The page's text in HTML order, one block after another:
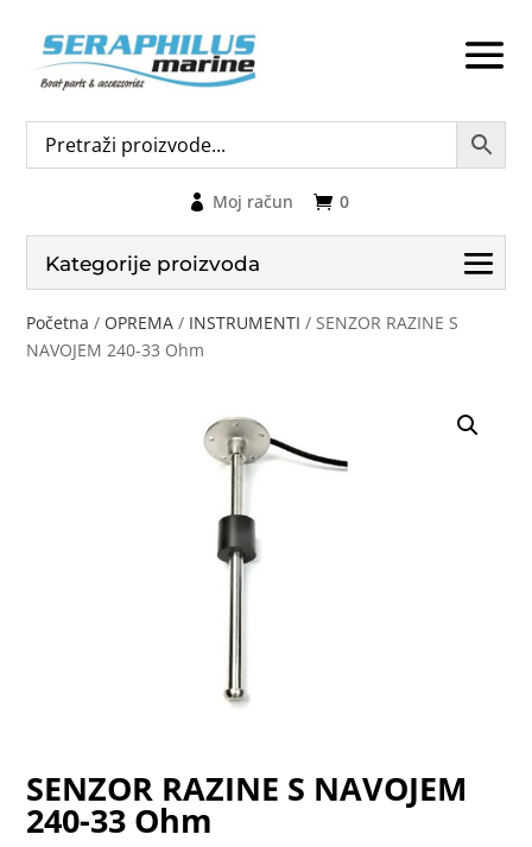
0
Moj račun
Kategorije proizvoda
Početna / OPREMA / INSTRUMENTI / SENZOR RAZINE S
NAVOJEM 240-33 Ohm
SENZOR RAZINE S NAVOJEM
240-33 Ohm